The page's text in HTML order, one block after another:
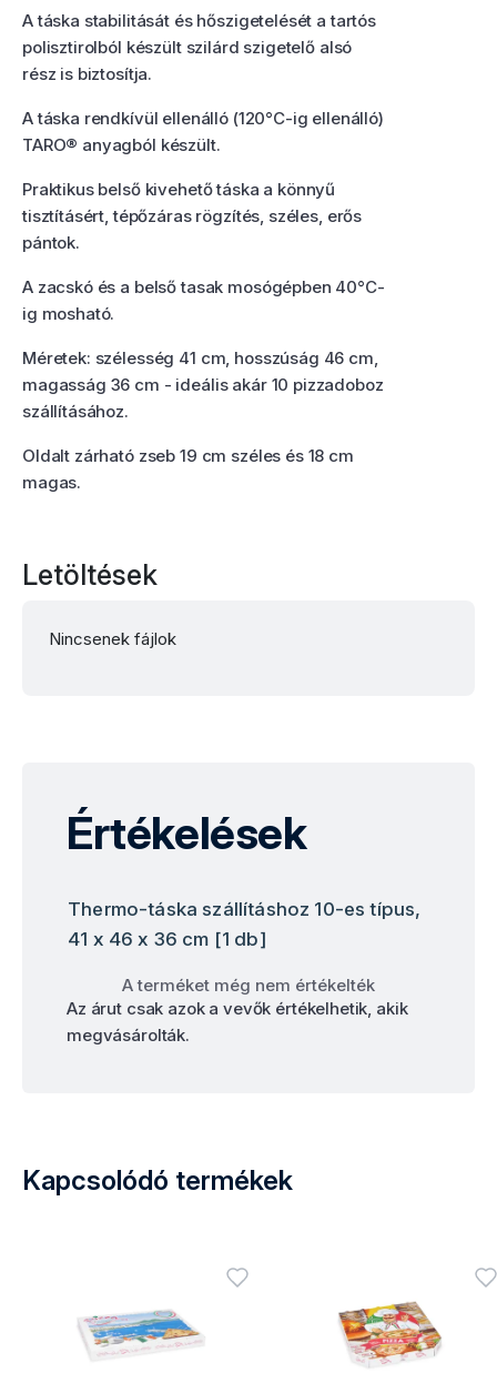
A táska stabilitását és hőszigetelését a tartós
polisztirolból készült szilárd szigetelő alsó
rész is biztosítja.
A táska rendkívül ellenálló (120°C-ig ellenálló)
TARO® anyagból készült.
Praktikus belső kivehető táska a könnyű
tisztításért, tépőzáras rögzítés, széles, erős
pántok.
A zacskó és a belső tasak mosógépben 40°C-
ig mosható.
Méretek: szélesség 41 cm, hosszúság 46 cm,
magasság 36 cm - ideális akár 10 pizzadoboz
szállításához.
Oldalt zárható zseb 19 cm széles és 18 cm
magas.
Letöltések
Nincsenek fájlok
Értékelések
Thermo-táska szállításhoz 10-es típus,
41 x 46 x 36 cm [1 db]
A terméket még nem értékelték
Az árut csak azok a vevők értékelhetik, akik
megvásárolták.
Kapcsolódó termékek